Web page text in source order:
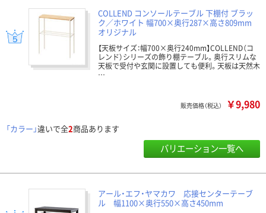
COLLEND コンソールテーブル 下棚付 ブラッ
ク／ホワイト 幅700×奥行287×高さ809mm
オリジナル
【天板サイズ：幅700×奥行240mm】COLLEND（コ
レンド）シリーズの飾り棚テーブル。奥行スリムな
天板で受付や玄関に設置しても便利。天板は天然木
…
販売価格（税込） ￥9,980
「カラー」違いで全2商品あります
バリエーション一覧へ
アール・エフ・ヤマカワ 応接センターテーブ
ル 幅1100×奥行550×高さ450mm